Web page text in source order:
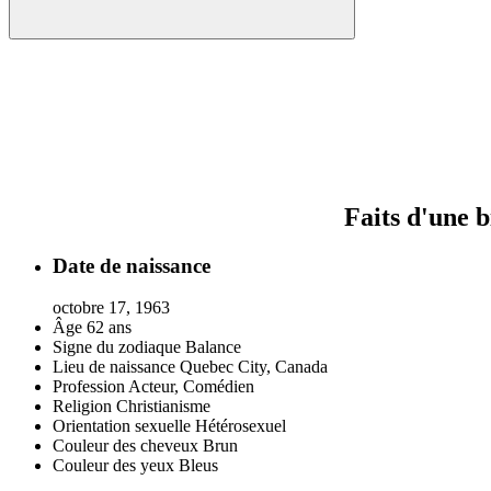
Faits d'une
Date de naissance
octobre 17, 1963
Âge 62 ans
Signe du zodiaque Balance
Lieu de naissance Quebec City, Canada
ProfessionActeur, Comédien
Religion Christianisme
Orientation sexuelle Hétérosexuel
Couleur des cheveux Brun
Couleur des yeux Bleus